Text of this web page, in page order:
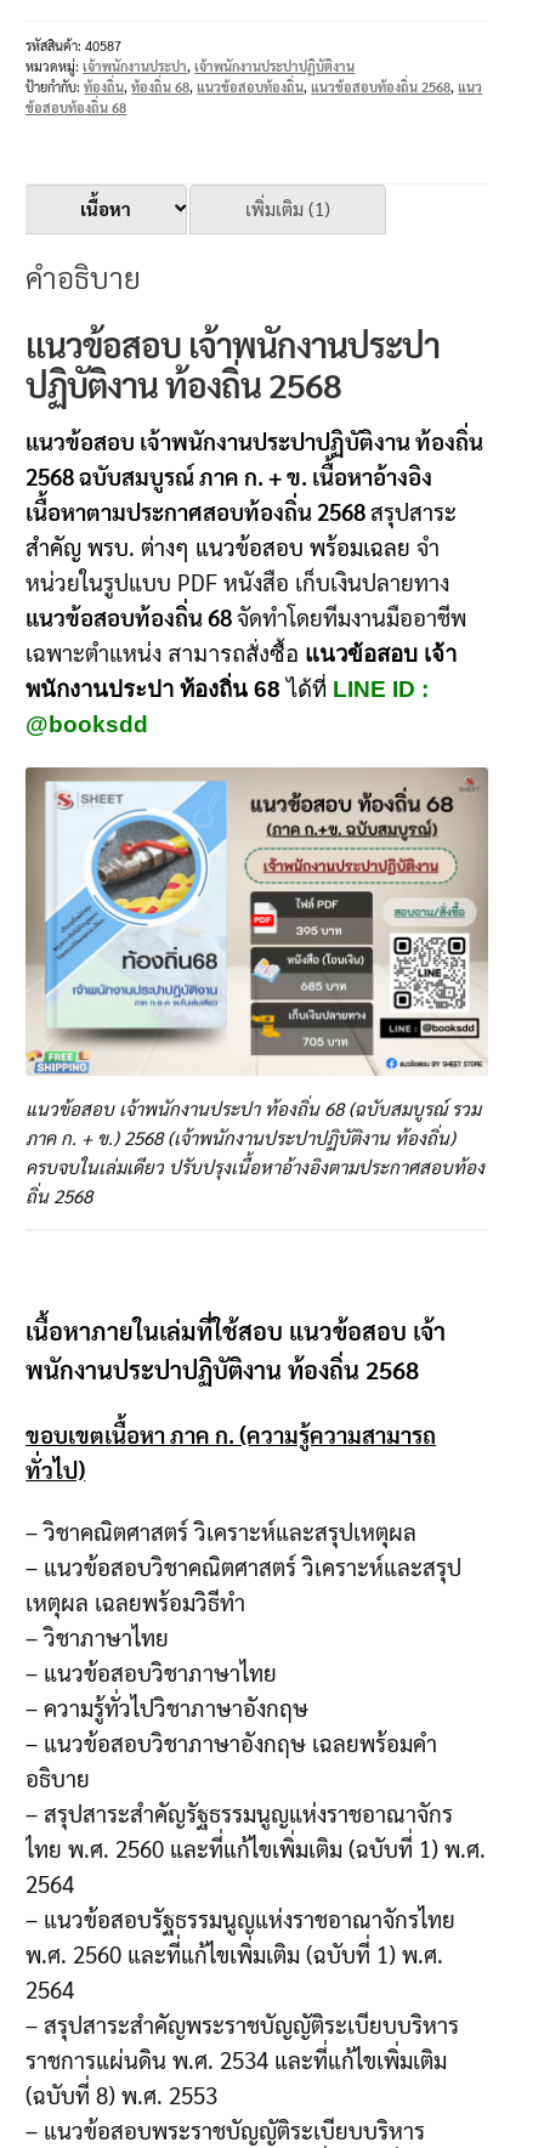
รหัสสินค้า:40587
หมวดหมู่:เจ้าพนักงานประปา,เจ้าพนักงานประปาปฏิบัติงาน
ป้ายกำกับ:ท้องถิ่น,ท้องถิ่น 68,แนวข้อสอบท้องถิ่น,แนวข้อสอบท้องถิ่น 2568,แนว
ข้อสอบท้องถิ่น 68
เนื้อหา เพิ่มเติม (1)
คำอธิบาย
แนวข้อสอบ เจ้าพนักงานประปา
ปฏิบัติงาน ท้องถิ่น 2568
แนวข้อสอบ เจ้าพนักงานประปาปฏิบัติงาน ท้องถิ่น
2568 ฉบับสมบูรณ์ ภาค ก. + ข. เนื้อหาอ้างอิง
เนื้อหาตามประกาศสอบท้องถิ่น 2568สรุปสาระ
สำคัญ พรบ. ต่างๆ แนวข้อสอบ พร้อมเฉลย จำ
หน่วยในรูปแบบ PDF หนังสือ เก็บเงินปลายทาง
แนวข้อสอบท้องถิ่น68จัดทำโดยทีมงานมืออาชีพ
เฉพาะตำแหน่ง สามารถสั่งซื้อ แนวข้อสอบ เจ้า
พนักงานประปา ท้องถิ่น 68 ได้ที่ LINE ID :
@booksdd
แนวข้อสอบ เจ้าพนักงานประปา ท้องถิ่น 68 (ฉบับสมบูรณ์ รวม
ภาค ก. + ข.) 2568 (เจ้าพนักงานประปาปฏิบัติงาน ท้องถิ่น)
ครบจบในเล่มเดียว ปรับปรุงเนื้อหาอ้างอิงตามประกาศสอบท้อง
ถิ่น 2568
เนื้อหาภายในเล่มที่ใช้สอบ แนวข้อสอบ เจ้า
พนักงานประปาปฏิบัติงาน ท้องถิ่น 2568
ขอบเขตเนื้อหา ภาค ก. (ความรู้ความสามารถ
ทั่วไป)
– วิชาคณิตศาสตร์ วิเคราะห์และสรุปเหตุผล
– แนวข้อสอบวิชาคณิตศาสตร์ วิเคราะห์และสรุป
เหตุผล เฉลยพร้อมวิธีทำ
– วิชาภาษาไทย
– แนวข้อสอบวิชาภาษาไทย
– ความรู้ทั่วไปวิชาภาษาอังกฤษ
– แนวข้อสอบวิชาภาษาอังกฤษ เฉลยพร้อมคำ
อธิบาย
– สรุปสาระสำคัญรัฐธรรมนูญแห่งราชอาณาจักร
ไทย พ.ศ. 2560 และที่แก้ไขเพิ่มเติม (ฉบับที่ 1) พ.ศ.
2564
– แนวข้อสอบรัฐธรรมนูญแห่งราชอาณาจักรไทย
พ.ศ. 2560 และที่แก้ไขเพิ่มเติม (ฉบับที่ 1) พ.ศ.
2564
– สรุปสาระสำคัญพระราชบัญญัติระเบียบบริหาร
ราชการแผ่นดิน พ.ศ. 2534 และที่แก้ไขเพิ่มเติม
(ฉบับที่ 8) พ.ศ. 2553
– แนวข้อสอบพระราชบัญญัติระเบียบบริหาร